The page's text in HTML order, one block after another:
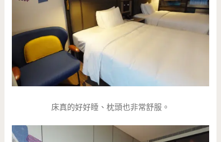
床真的好好睡、枕頭也非常舒服。